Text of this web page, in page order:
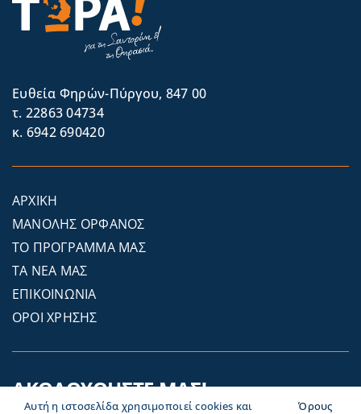
Eυθεία Φηρών-Πύργου, 847 00
τ. 22863 04734
κ. 6942 690420
ΑΡΧΙΚΗ
ΜΑΝΟΛΗΣ ΟΡΦΑΝΟΣ
ΤΟ ΠΡΟΓΡΑΜΜΑ ΜΑΣ
ΤΑ ΝΕΑ ΜΑΣ
ΕΠΙΚΟΙΝΩΝΙΑ
ΟΡΟΙ ΧΡΗΣΗΣ
ΑΚΟΛΟΥΘΗΣΤΕ ΜΑΣ!
Αυτή η ιστοσελίδα χρησιμοποιεί cookies και Όρους